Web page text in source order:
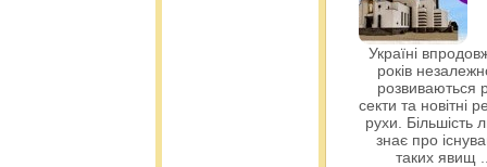
Україні
років
розвиваються
секти та новітні
рухи. Більшість
знає про
таких явищ